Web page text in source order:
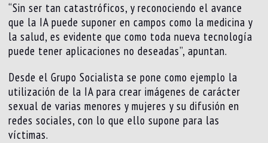
“Sin ser tan catastróficos, y reconociendo el avance
que la IA puede suponer en campos como la medicina y
la salud, es evidente que como toda nueva tecnología
puede tener aplicaciones no deseadas”, apuntan.
Desde el Grupo Socialista se pone como ejemplo la
utilización de la IA para crear imágenes de carácter
sexual de varias menores y mujeres y su difusión en
redes sociales, con lo que ello supone para las
víctimas.